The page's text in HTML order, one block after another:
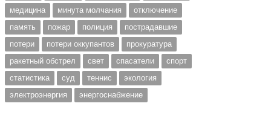
медицина
минута молчания
отключение
память
пожар полиция
пострадавшие
потери
потери оккупантов
прокуратура
ракетный обстрел
свет спасатели
спорт
статистика
суд теннис
экология
электроэнергия
энергоснабжение